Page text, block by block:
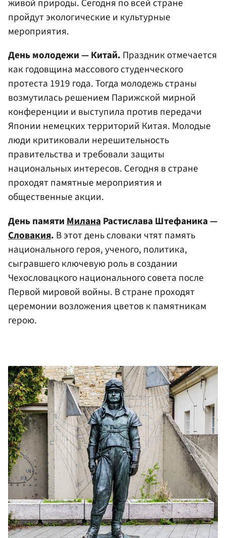
живой природы. Сегодня по всей стране
пройдут экологические и культурные
мероприятия.
День молодежи — Китай. Праздник отмечается
как годовщина массового студенческого
протеста 1919 года. Тогда молодежь страны
возмутилась решением Парижской мирной
конференции и выступила против передачи
Японии немецких территорий Китая. Молодые
люди критиковали нерешительность
правительства и требовали защиты
национальных интересов. Сегодня в стране
проходят памятные мероприятия и
общественные акции.
День памяти Милана Растислава Штефаника —
Словакия. В этот день словаки чтят память
национального героя, ученого, политика,
сыгравшего ключевую роль в создании
Чехословацкого национального совета после
Первой мировой войны. В стране проходят
церемонии возложения цветов к памятникам
герою.